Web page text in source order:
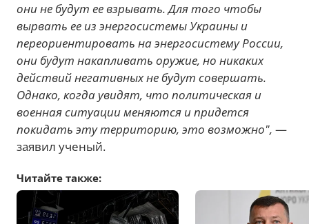
они не будут ее взрывать. Для того чтобы
вырвать ее из энергосистемы Украины и
переориентировать на энергосистему России,
они будут накапливать оружие, но никаких
действий негативных не будут совершать.
Однако, когда увидят, что политическая и
военная ситуации меняются и придется
покидать эту территорию, это возможно", —
заявил ученый.
Читайте также: